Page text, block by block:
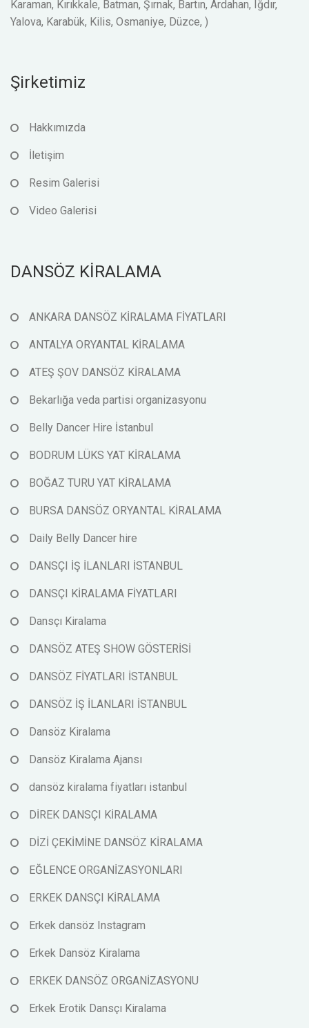
Karaman, Kırıkkale, Batman, Şırnak, Bartın, Ardahan, Iğdır,
Yalova, Karabük, Kilis, Osmaniye, Düzce, )
Şirketimiz
Hakkımızda
İletişim
Resim Galerisi
Video Galerisi
DANSÖZ KİRALAMA
ANKARA DANSÖZ KİRALAMA FİYATLARI
ANTALYA ORYANTAL KİRALAMA
ATEŞ ŞOV DANSÖZ KİRALAMA
Bekarlığa veda partisi organizasyonu
Belly Dancer Hire İstanbul
BODRUM LÜKS YAT KİRALAMA
BOĞAZ TURU YAT KİRALAMA
BURSA DANSÖZ ORYANTAL KİRALAMA
Daily Belly Dancer hire
DANSÇI İŞ İLANLARI İSTANBUL
DANSÇI KİRALAMA FİYATLARI
Dansçı Kiralama
DANSÖZ ATEŞ SHOW GÖSTERİSİ
DANSÖZ FİYATLARI İSTANBUL
DANSÖZ İŞ İLANLARI İSTANBUL
Dansöz Kiralama
Dansöz Kiralama Ajansı
dansöz kiralama fiyatları istanbul
DİREK DANSÇI KİRALAMA
DİZİ ÇEKİMİNE DANSÖZ KİRALAMA
EĞLENCE ORGANİZASYONLARI
ERKEK DANSÇI KİRALAMA
Erkek dansöz Instagram
Erkek Dansöz Kiralama
ERKEK DANSÖZ ORGANİZASYONU
Erkek Erotik Dansçı Kiralama